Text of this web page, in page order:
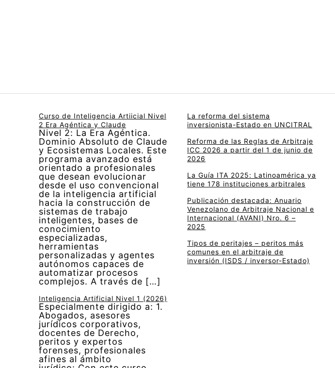
Curso de Inteligencia Artiicial Nivel
2 Era Agéntica y Claude
Nivel 2: La Era Agéntica.
Dominio Absoluto de Claude
y Ecosistemas Locales. Este
programa avanzado está
orientado a profesionales
que desean evolucionar
desde el uso convencional
de la inteligencia artificial
hacia la construcción de
sistemas de trabajo
inteligentes, bases de
conocimiento
especializadas,
herramientas
personalizadas y agentes
autónomos capaces de
automatizar procesos
complejos. A través de […]
Inteligencia Artificial Nivel 1 (2026)
Especialmente dirigido a: 1.
Abogados, asesores
jurídicos corporativos,
docentes de Derecho,
peritos y expertos
forenses, profesionales
afines al ámbito
La reforma del sistema
inversionista-Estado en UNCITRAL
Reforma de las Reglas de Arbitraje
ICC 2026 a partir del 1 de junio de
2026
La Guía ITA 2025: Latinoamérica ya
tiene 178 instituciones arbitrales
Publicación destacada: Anuario
Venezolano de Arbitraje Nacional e
Internacional (AVANI) Nro. 6 –
2025
Tipos de peritajes – peritos más
comunes en el arbitraje de
inversión (ISDS / inversor-Estado)